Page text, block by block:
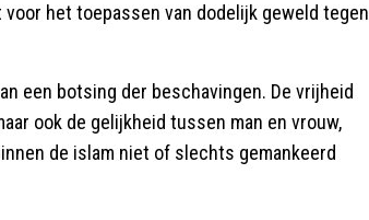
het toepassen van dodelijk geweld tegen
een botsing der beschavingen. De vrijheid
ook de gelijkheid tussen man en vrouw,
de islam niet of slechts gemankeerd